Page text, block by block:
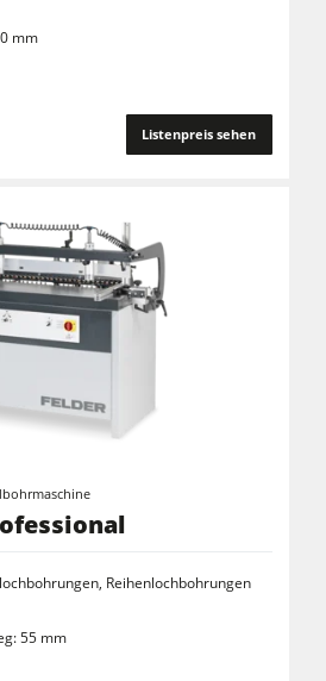
mm
Listenpreis sehen
Reihenlochbohrungen
55 mm